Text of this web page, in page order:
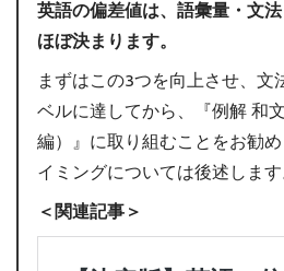
英語の偏差値は、語彙量・文
ほぼ決まります。
まずはこの3つを向上させ、文
ベルに達してから、『例解 和
編）』に取り組むことをお勧
イミングについては後述します
＜関連記事＞